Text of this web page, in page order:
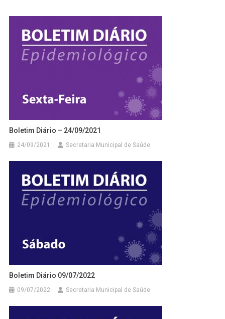
Boletim Diário – 24/09/2021
24/09/2021 Secretaria Municipal de Saúde
Boletim Diário 09/07/2022
09/07/2022 Secretaria Municipal de Saúde